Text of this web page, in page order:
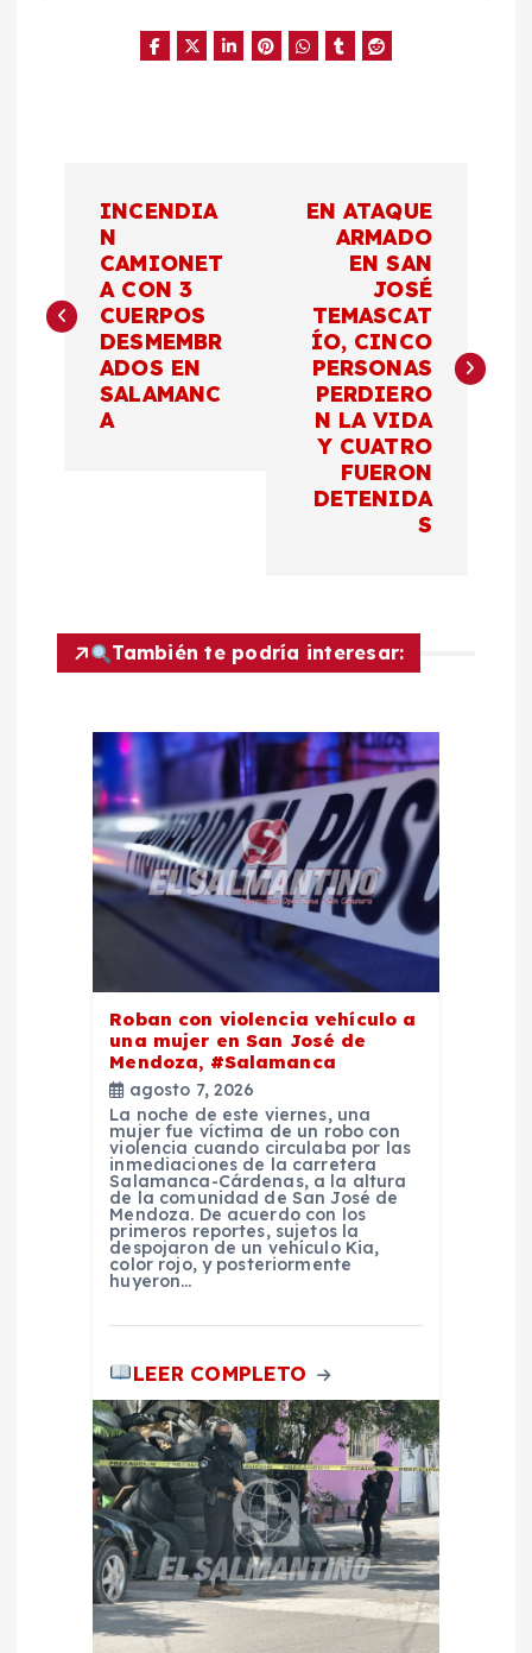
v
ó
INCENDIA
N
CAMIONET
A CON 3
CUERPOS
DESMEMBR
ADOS EN
SALAMANC
A
EN ATAQUE
ARMADO
EN SAN
JOSÉ
TEMASCAT
ÍO, CINCO
PERSONAS
PERDIERO
N LA VIDA
Y CUATRO
FUERON
DETENIDA
S
También te podría interesar:
Roban con violencia vehículo a
una mujer en San José de
Mendoza, #Salamanca
agosto 7, 2026
La noche de este viernes, una
mujer fue víctima de un robo con
violencia cuando circulaba por las
inmediaciones de la carretera
Salamanca-Cárdenas, a la altura
de la comunidad de San José de
Mendoza. De acuerdo con los
primeros reportes, sujetos la
despojaron de un vehículo Kia,
color rojo, y posteriormente
huyeron…
LEER COMPLETO